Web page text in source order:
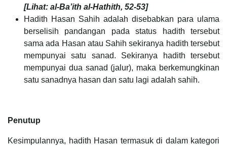
[Lihat: al-Ba’ith al-Hathith, 52-53]
Hadith Hasan Sahih adalah disebabkan para ulama
berselisih pandangan pada status hadith tersebut
sama ada Hasan atau Sahih sekiranya hadith tersebut
mempunyai satu sanad. Sekiranya hadith tersebut
mempunyai dua sanad (jalur), maka berkemungkinan
satu sanadnya hasan dan satu lagi adalah sahih.
Penutup
Kesimpulannya, hadith Hasan termasuk di dalam kategori